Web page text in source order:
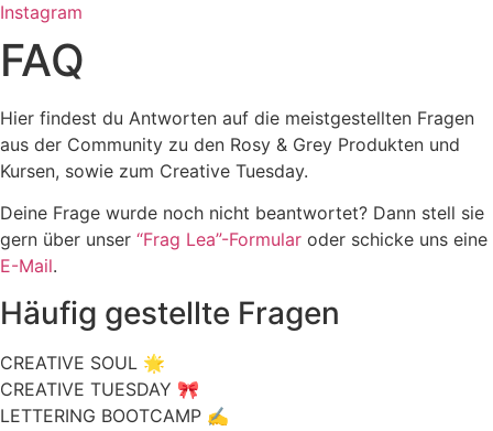
Instagram
FAQ
Hier findest du Antworten auf die meistgestellten Fragen
aus der Community zu den Rosy & Grey Produkten und
Kursen, sowie zum Creative Tuesday.
Deine Frage wurde noch nicht beantwortet? Dann stell sie
gern über unser “Frag Lea”-Formular oder schicke uns eine
E-Mail.
Häufig gestellte Fragen
CREATIVE SOUL 🌟
CREATIVE TUESDAY 🎀
LETTERING BOOTCAMP ✍️